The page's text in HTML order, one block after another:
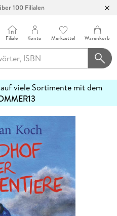
100 Filialen
Filiale Konto Merkzettel Warenkorb
viele Sortimente mit dem